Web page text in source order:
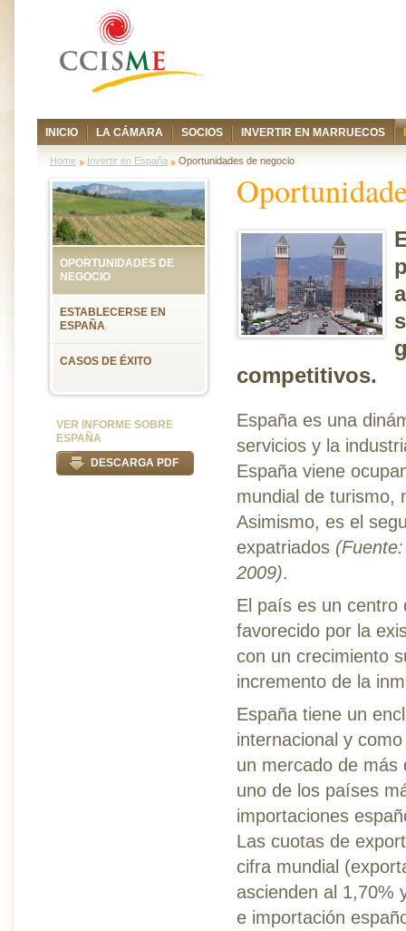
INICIO LA CÁMARA SOCIOS INVERTIR EN MARRUECOS
Home Invertir en España Oportunidades de negocio
competitivos.
España es una
servicios y la
España viene
mundial de turismo,
Asimismo, es el
expatriados
2009).
El país es un centro
favorecido por la
con un crecimiento
incremento de la
España tiene un
internacional y
un mercado de más
uno de los países
importaciones
Las cuotas de
cifra mundial
ascienden al 1,70%
e importación
OPORTUNIDADES DE
NEGOCIO
ESTABLECERSE EN
ESPAÑA
CASOS DE ÉXITO
VER INFORME SOBRE
ESPAÑA
DESCARGA PDF